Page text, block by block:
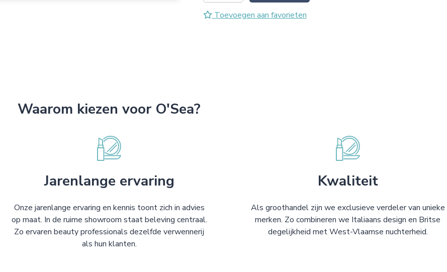
Toevoegen aan favorieten
Waarom kiezen voor O'Sea?
Jarenlange ervaring
Onze jarenlange ervaring en kennis toont zich in advies
op maat. In de ruime showroom staat beleving centraal.
Zo ervaren beauty professionals dezelfde verwennerij
als hun klanten.
Kwaliteit
Als groothandel zijn we exclusieve verdeler van unieke
merken. Zo combineren we Italiaans design en Britse
degelijkheid met West-Vlaamse nuchterheid.